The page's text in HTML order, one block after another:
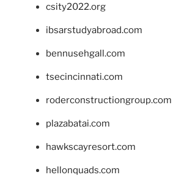
csity2022.org
ibsarstudyabroad.com
bennusehgall.com
tsecincinnati.com
roderconstructiongroup.com
plazabatai.com
hawkscayresort.com
hellonquads.com